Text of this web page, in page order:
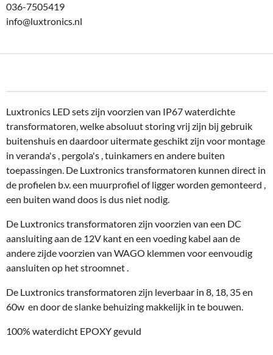
036-7505419
info@luxtronics.nl
Luxtronics LED sets zijn voorzien van IP67 waterdichte
transformatoren, welke absoluut storing vrij zijn bij gebruik
buitenshuis en daardoor uitermate geschikt zijn voor montage
in veranda's , pergola's , tuinkamers en andere buiten
toepassingen. De Luxtronics transformatoren kunnen direct in
de profielen b.v. een muurprofiel of ligger worden gemonteerd ,
een buiten wand doos is dus niet nodig.
De Luxtronics transformatoren zijn voorzien van een DC
aansluiting aan de 12V kant en een voeding kabel aan de
andere zijde voorzien van WAGO klemmen voor eenvoudig
aansluiten op het stroomnet .
De Luxtronics transformatoren zijn leverbaar in 8, 18, 35 en
60w en door de slanke behuizing makkelijk in te bouwen.
100% waterdicht EPOXY gevuld